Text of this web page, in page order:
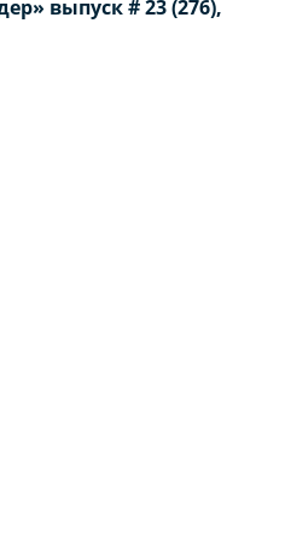
выпуск # 23 (276),